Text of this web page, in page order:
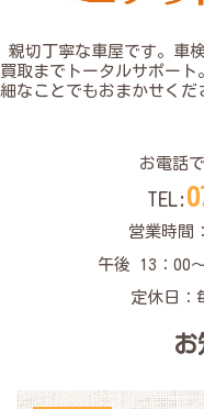
親切丁寧な車屋です。車
買取までトータルサポー
細なことでもおまかせくだ
お電話
TEL:
営業時間
午後 13：00
定休日：
お